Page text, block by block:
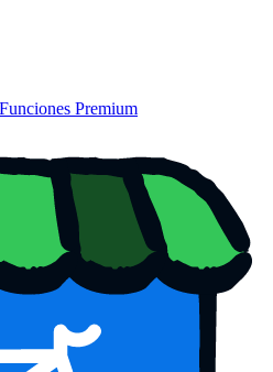
Funciones Premium